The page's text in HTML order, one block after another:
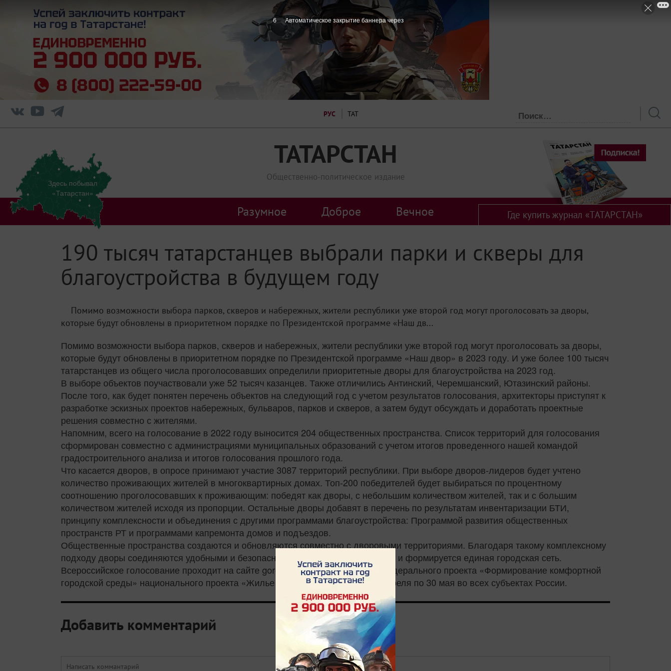
РУС ТАТ
ТАТАРСТАН
Общественно-политическое издание
Здесь побывал
«Татарстан»
Разумное Доброе Вечное Где купить журнал «ТАТАРСТАН»
190 тысяч татарстанцев выбрали парки и скверы для
благоустройства в будущем году
Помимо возможности выбора парков, скверов и набережных, жители республики уже второй год могут проголосовать за дворы,
которые будут обновлены в приоритетном порядке по Президентской программе «Наш дв...
Помимо возможности выбора парков, скверов и набережных, жители республики уже второй год могут проголосовать за дворы,
которые будут обновлены в приоритетном порядке по Президентской программе «Наш двор» в 2023 году. И уже более 100 тысяч
татарстанцев из общего числа проголосовавших определили приоритетные дворы для благоустройства на 2023 год.
В выборе объектов поучаствовали уже 52 тысяч казанцев. Также отличились Антинский, Черемшанский, Ютазинский районы.
После того, как будет понятен перечень объектов на следующий год с учетом результатов голосования, архитекторы приступят к
разработке эскизных проектов набережных, бульваров, парков и скверов, а затем будут обсуждать и доработать проектные
решения совместно с жителями.
Напомним, всего на голосование в 2022 году выносится 204 общественных пространства. Список территорий для голосования
сформирован совместно с администрациями муниципальных образований с учетом итогов проведенного нашей командой
градостроительного анализа и итогов голосования прошлого года.
Что касается дворов, в опросе принимают участие 3087 территорий республики. При выборе дворов-лидеров будет учтено
количество проживающих жителей в многоквартирных домах. Топ-200 победителей будет выбираться по процентному
соотношению проголосовавших к проживающим: победят как дворы, с небольшим количеством жителей, так и с большим
количеством жителей исходя из пропорции. Остальные дворы добавят в перечень по результатам инвентаризации БТИ,
принципу комплексности и объединения с другими программами благоустройства: Программой развития общественных
пространств РТ и программами капремонта домов и подъездов.
Общественные пространства создаются и обновляются совместно с дворовыми территориями. Благодаря такому комплексному
подходу дворы соединяются удобными и безопасными маршрутами с парками, и формируется единая городская сеть.
Всероссийское голосование проходит на сайте gorodsreda.tatar.ru в рамках федерального проекта «Формирование комфортной
городской среды» национального проекта «Жилье и городская среда» с 15 апреля по 30 мая во всех субъектах России.
Добавить комментарий
5 Автоматическое закрытие баннера через